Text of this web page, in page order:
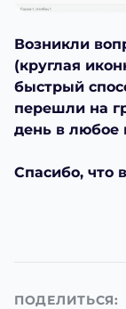
Возникли
(круглая
быстрый
перешли на
день в любое
Спасибо, что
ПОДЕЛИТЬСЯ: